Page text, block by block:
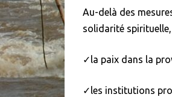
Au-delà des
solidarité
✓la paix dans la
✓les institutions